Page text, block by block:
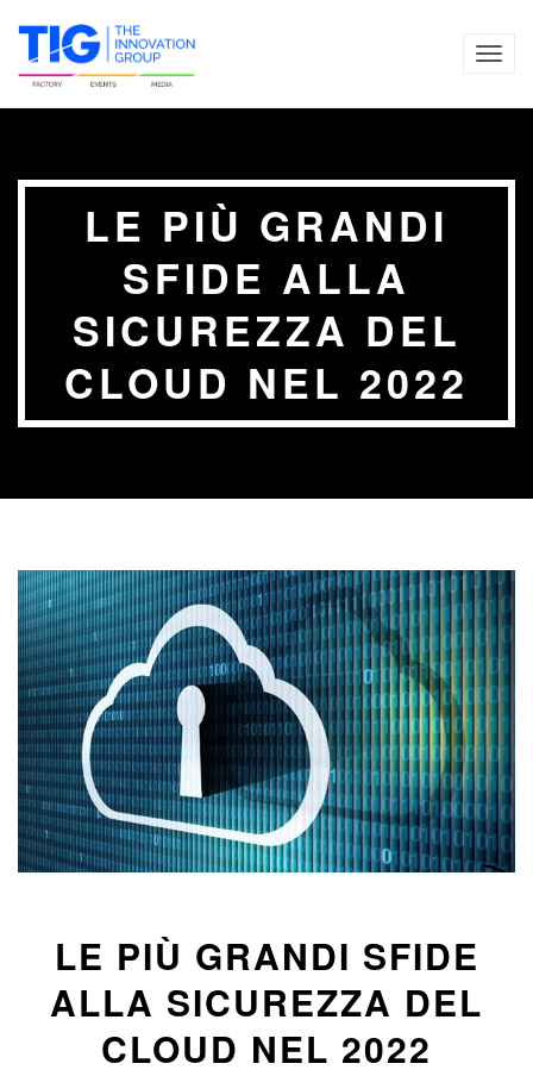
LE PIÙ GRANDI
SFIDE ALLA
SICUREZZA DEL
CLOUD NEL 2022
LE PIÙ GRANDI SFIDE
ALLA SICUREZZA DEL
CLOUD NEL 2022